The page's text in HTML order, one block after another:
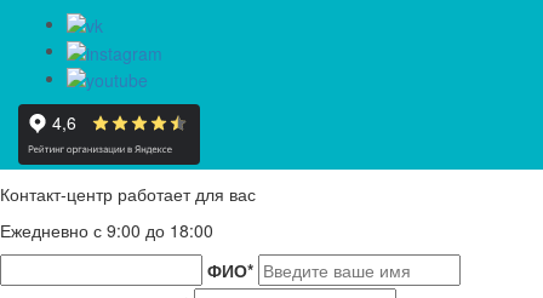
Контакт-центр работает для вас
Ежедневно с 9:00 до 18:00
ФИО*